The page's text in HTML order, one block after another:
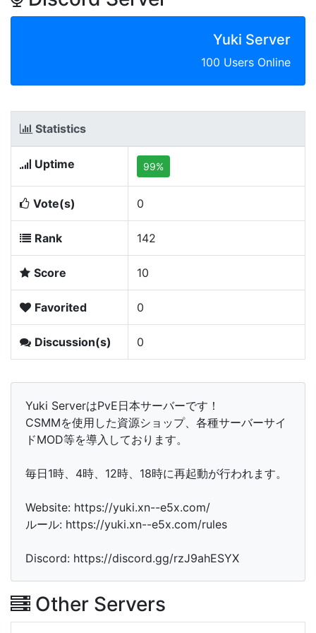
Yuki Server
100 Users Online
Statistics
Uptime 99%
Vote(s) 0
Rank 142
Score 10
Favorited 0
Discussion(s) 0
Yuki ServerはPvE日本サーバーです！
CSMMを使用した資源ショップ、各種サーバーサイ
ドMOD等を導入しております。
毎日1時、4時、12時、18時に再起動が行われます。
Website: https://yuki.xn--e5x.com/
ルール: https://yuki.xn--e5x.com/rules
Discord: https://discord.gg/rzJ9ahESYX
Other Servers